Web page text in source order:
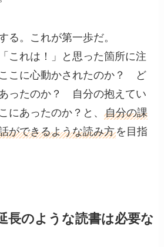
る。これが第一歩だ。
これは！」と思った箇所に注
こに心動かされたのか？ ど
ったのか？ 自分の抱えてい
にあったのか？と、自分の課
ができるような読み方を目指
長のような読書は必要な